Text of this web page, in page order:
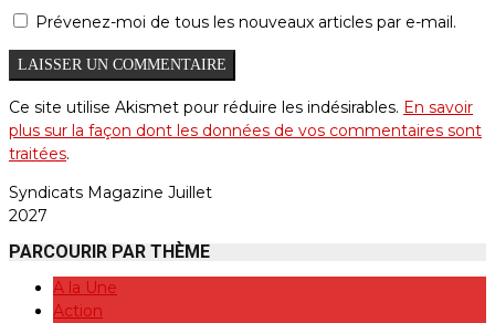
Prévenez-moi de tous les nouveaux articles par e-mail.
Ce site utilise Akismet pour réduire les indésirables. En savoir
plus sur la façon dont les données de vos commentaires sont
traitées.
Syndicats Magazine Juillet
2027
PARCOURIR PAR THÈME
A la Une
Action